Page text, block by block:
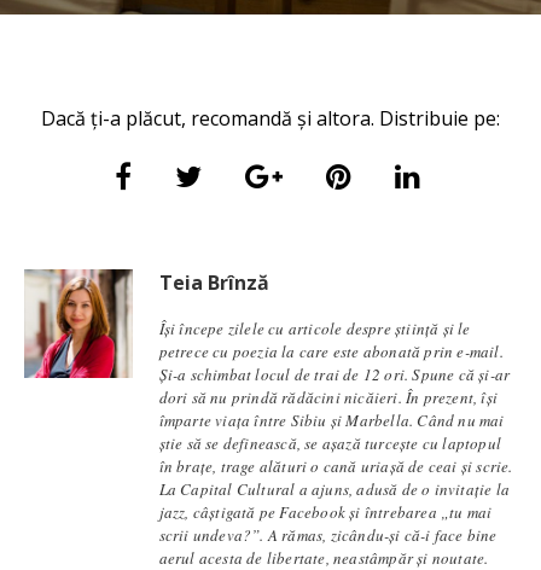
Dacă ți-a plăcut, recomandă și altora. Distribuie pe:
Teia Brînză
Își începe zilele cu articole despre știință și le
petrece cu poezia la care este abonată prin e-mail.
Și-a schimbat locul de trai de 12 ori. Spune că și-ar
dori să nu prindă rădăcini nicăieri. În prezent, își
împarte viața între Sibiu și Marbella. Când nu mai
știe să se definească, se aşază turcește cu laptopul
în brațe, trage alături o cană uriașă de ceai și scrie.
La Capital Cultural a ajuns, adusă de o invitație la
jazz, câștigată pe Facebook și întrebarea „tu mai
scrii undeva?”. A rămas, zicându-și că-i face bine
aerul acesta de libertate, neastâmpăr și noutate.